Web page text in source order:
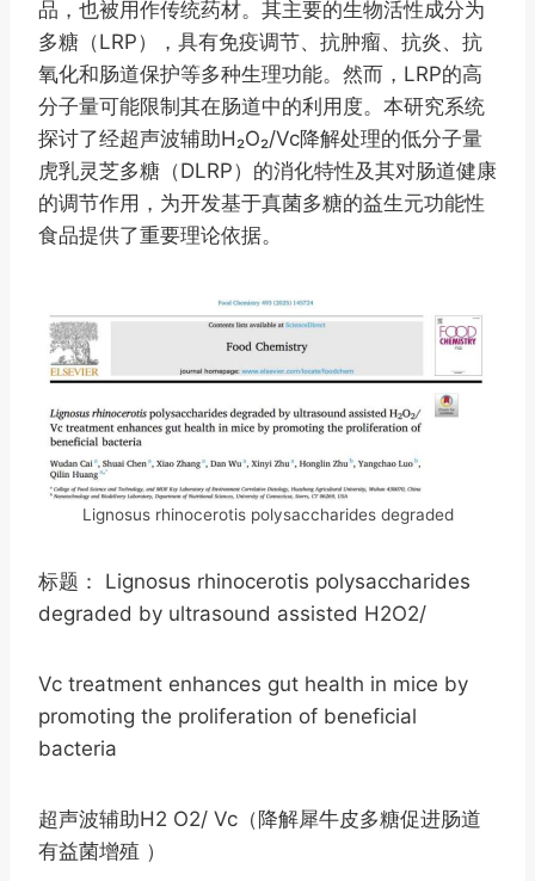
品，也被用作传统药材。其主要的生物活性成分为
多糖（LRP），具有免疫调节、抗肿瘤、抗炎、抗
氧化和肠道保护等多种生理功能。然而，LRP的高
分子量可能限制其在肠道中的利用度。本研究系统
探讨了经超声波辅助H₂O₂/Vc降解处理的低分子量
虎乳灵芝多糖（DLRP）的消化特性及其对肠道健康
的调节作用，为开发基于真菌多糖的益生元功能性
食品提供了重要理论依据。
Lignosus rhinocerotis polysaccharides degraded
标题： Lignosus rhinocerotis polysaccharides
degraded by ultrasound assisted H2O2/
Vc treatment enhances gut health in mice by
promoting the proliferation of beneficial
bacteria
超声波辅助H2 O2/ Vc（降解犀牛皮多糖促进肠道
有益菌增殖 ）